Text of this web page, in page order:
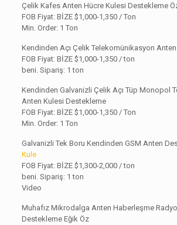
Çelik Kafes Anten Hücre Kulesi Destekleme
FOB Fiyat: BİZE $1,000-1,350 / Ton
Min. Order: 1 Ton
Kendinden Açı Çelik Telekomünikasyon
FOB Fiyat: BİZE $1,000-1,350 / ton
beni. Sipariş: 1 ton
Kendinden Galvanizli Çelik Açı Tüp Monopol
Anten Kulesi Destekleme
FOB Fiyat: BİZE $1,000-1,350 / Ton
Min. Order: 1 Ton
Galvanizli Tek Boru Kendinden GSM Anten
Kule
FOB Fiyat: BİZE $1,300-2,000 / ton
beni. Sipariş: 1 ton
Video
Muhafız Mikrodalga Anten Haberleşme
Destekleme Eğik Öz